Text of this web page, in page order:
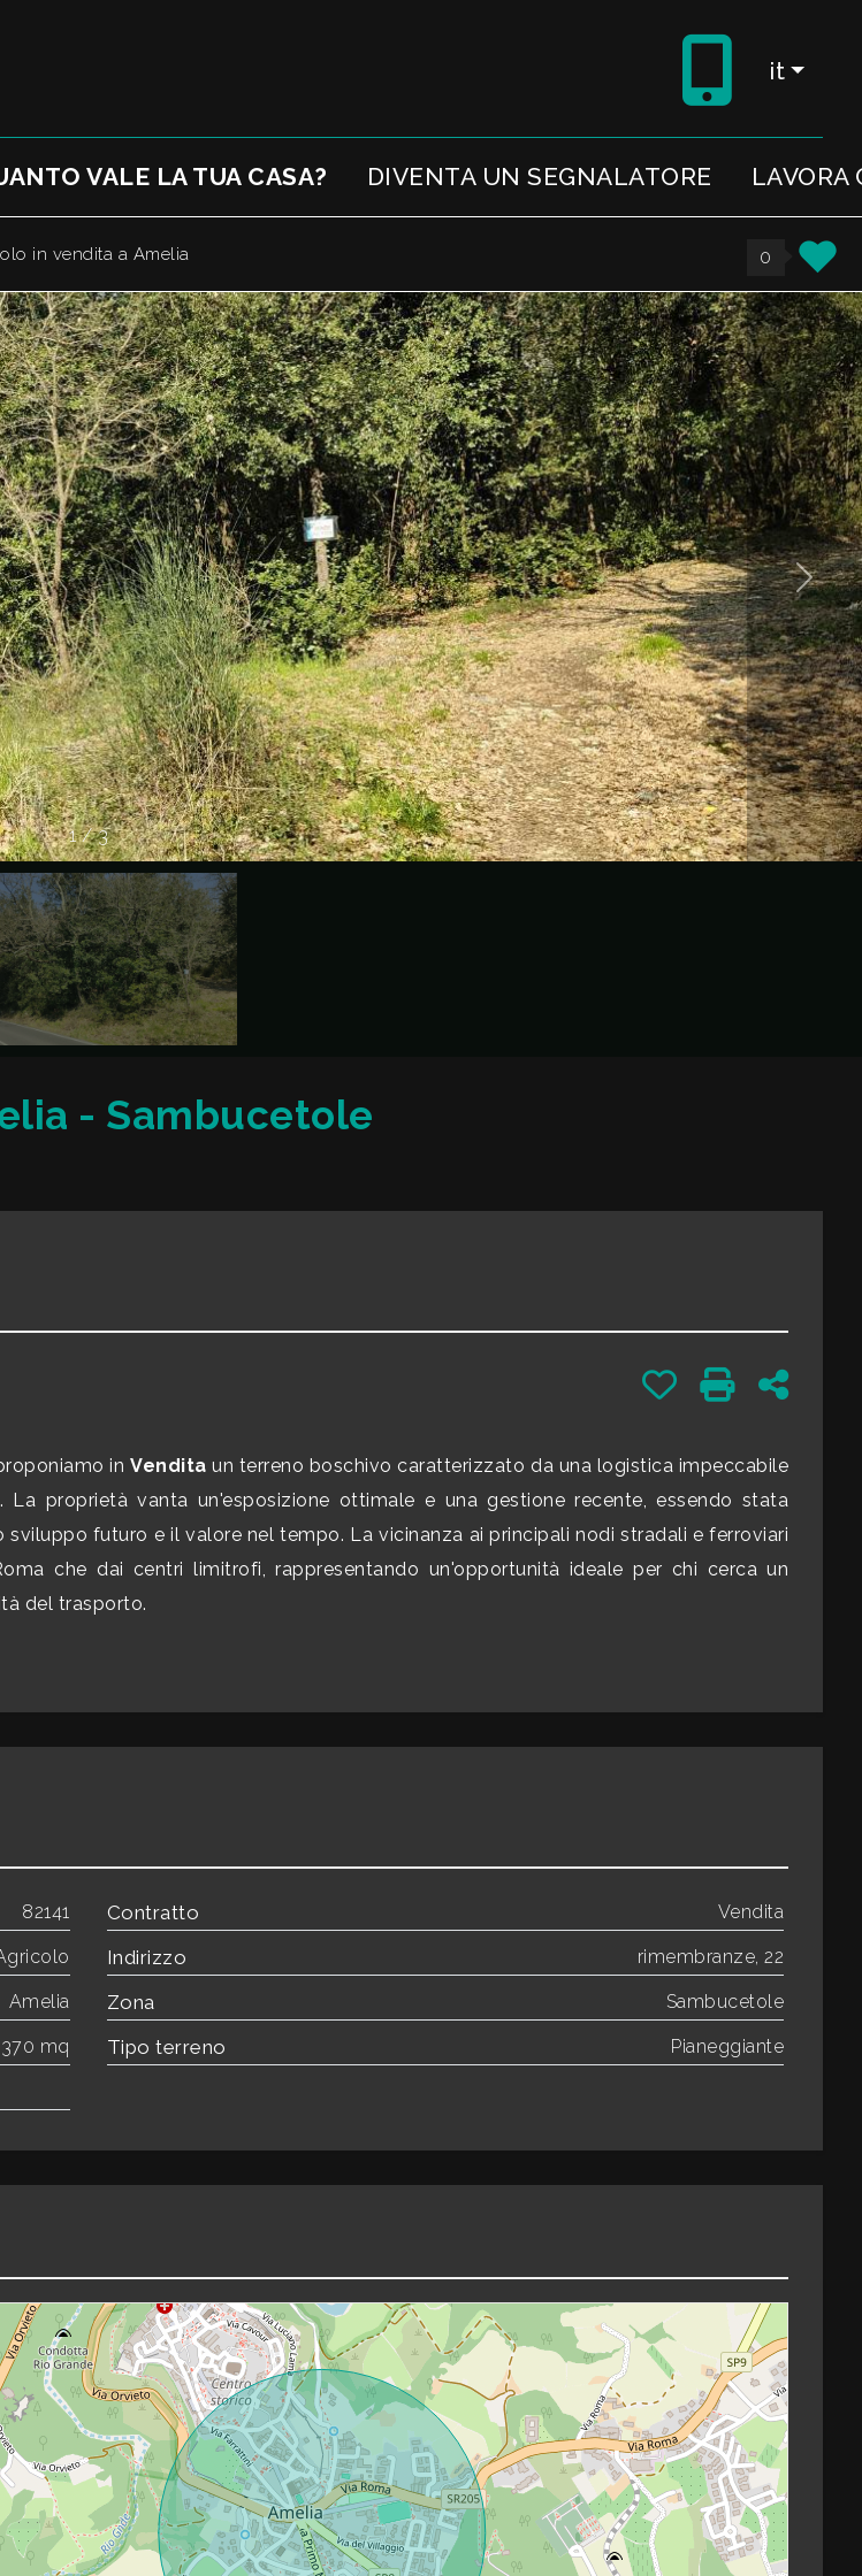
it
VALE LA TUA CASA? DIVENTA UN SEGNALATORE LAVORA
in vendita a Amelia 0
1 / 3
- Sambucetole
Stampa: Cod.
Preferiti: Cod. 82141
inVendita un terreno boschivo caratterizzato da una logistica impeccabile
proprietà vanta un'esposizione ottimale e una gestione recente, essendo stata
futuro e il valore nel tempo. La vicinanza ai principali nodi stradali e ferroviari
che dai centri limitrofi, rappresentando un'opportunità ideale per chi cerca un
del trasporto.
82141 Contratto Vendita
Indirizzo rimembranze, 22
Amelia Zona Sambucetole
mq Tipo terreno Pianeggiante